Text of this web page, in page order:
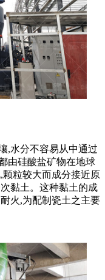
,水分不容易从中通过
由硅酸盐矿物在地球
粒较大而成分接近原
黏土。这种黏土的成
火,为配制瓷土之主要